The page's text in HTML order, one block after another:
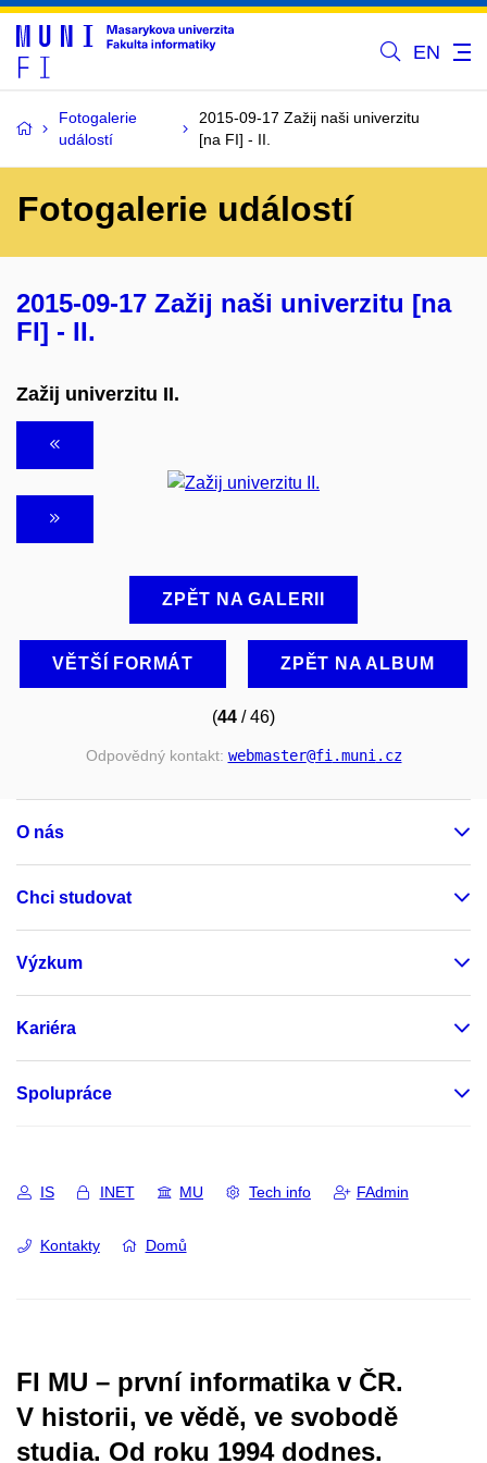
EN
Fotogalerie
událostí
2015-09-17 Zažij naši univerzitu
[na FI] - II.
Fotogalerie událostí
2015-09-17 Zažij naši univerzitu [na
FI] - II.
Zažij univerzitu II.
ZPĚT NA GALERII
VĚTŠÍ FORMÁT ZPĚT NA ALBUM
(44 / 46)
Odpovědný kontakt: webmaster@fi.muni.cz
O nás
Chci studovat
Výzkum
Kariéra
Spolupráce
IS INET MU Tech info FAdmin
Kontakty Domů
FI MU – první informatika v ČR.
V historii, ve vědě, ve svobodě
studia. Od roku 1994 dodnes.